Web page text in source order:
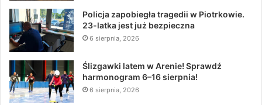
Policja zapobiegła tragedii w Piotrkowie.
23-latka jest już bezpieczna
6 sierpnia, 2026
Ślizgawki latem w Arenie! Sprawdź
harmonogram 6–16 sierpnia!
6 sierpnia, 2026